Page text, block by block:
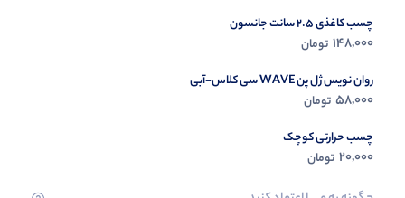
چسب کاغذی 2.5 سانت جانسون
148,000 تومان
روان نویس ژل پن WAVE سی کلاس-آبی
58,000 تومان
چسب حرارتی کوچک
20,000 تومان